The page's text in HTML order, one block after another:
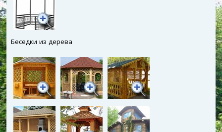
Беседки из дерева